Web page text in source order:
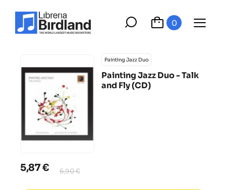
0
Painting Jazz Duo
Painting Jazz Duo - Talk
and Fly (CD)
5,87 € 6,90 €